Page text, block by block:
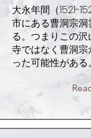
大永年間（1521-
市にある曹洞宗
る。つまりこの
寺ではなく曹洞
った可能性がある。